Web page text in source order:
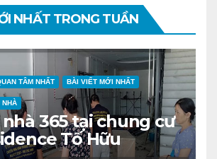
NHẤT TRONG TUẦN
TÂM NHẤT BÀI VIẾT MỚI NHẤT
NHÀ
365 tại chung cư
Tố Hữu